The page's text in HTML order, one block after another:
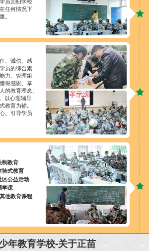
任何情况下
、诚信、感
员的综合素
力、管理组
得感恩、享
的教育理念。
以心理辅导
教育为辅。
。引导学员
制教育
验式教育
区公益活动
学课
他教育课程
年教育学校-关于正苗